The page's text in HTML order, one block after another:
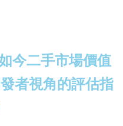
今二手市場價值
者視角的評估指